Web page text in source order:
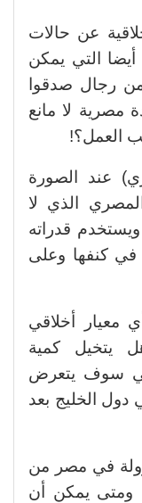
عن حالات
التي يمكن
رجال صدقوا
مصرية لا مانع
العمل؟!
عند الصورة
الذي لا
ويستخدم قدراته
في كنفها وعلى
معيار أخلاقي
يتخيل كمية
سوف يتعرض
دول الخليج بعد
في مصر من
ومتى يمكن أن